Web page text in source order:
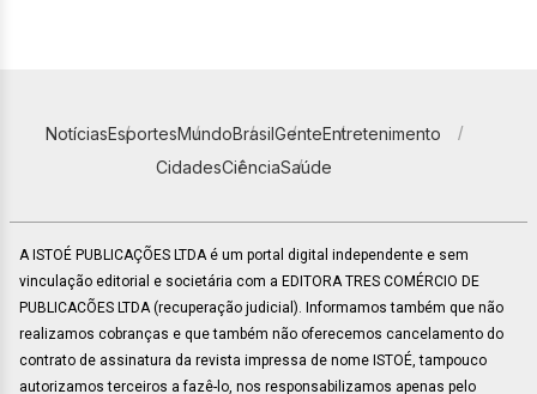
NotíciasEsportesMundoBrasilGenteEntretenimento
CidadesCiênciaSaúde
A ISTOÉ PUBLICAÇÕES LTDA é um portal digital independente e sem
vinculação editorial e societária com a EDITORA TRES COMÉRCIO DE
PUBLICACÕES LTDA (recuperação judicial). Informamos também que não
realizamos cobranças e que também não oferecemos cancelamento do
contrato de assinatura da revista impressa de nome ISTOÉ, tampouco
autorizamos terceiros a fazê-lo, nos responsabilizamos apenas pelo